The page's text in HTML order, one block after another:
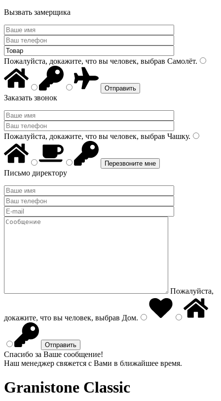
Вызвать замерщика
Пожалуйста, докажите, что вы человек, выбрав Самолёт.
Заказать звонок
Пожалуйста, докажите, что вы человек, выбрав Чашку.
Письмо директору
Пожалуйста,
докажите, что вы человек, выбрав Дом.
Спасибо за Ваше сообщение!
Наш менеджер свяжется с Вами в ближайшее время.
Granistone Classic